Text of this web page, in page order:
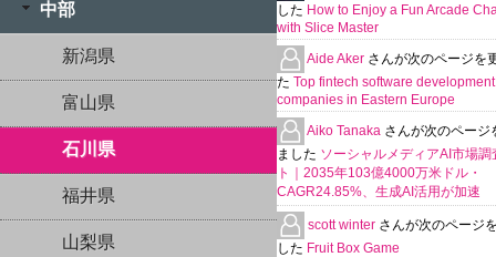
中部
新潟県
富山県
石川県
福井県
山梨県
した How to Enjoy a Fun Arcade
with Slice Master
Aide Aker さんが次のページを
た Top fintech software development
companies in Eastern Europe
Aiko Tanaka さんが次のページ
ました ソーシャルメディアAI市場調
ト｜2035年103億4000万米ドル・
CAGR24.85%、生成AI活用が加速
scott winter さんが次のページ
した Fruit Box Game